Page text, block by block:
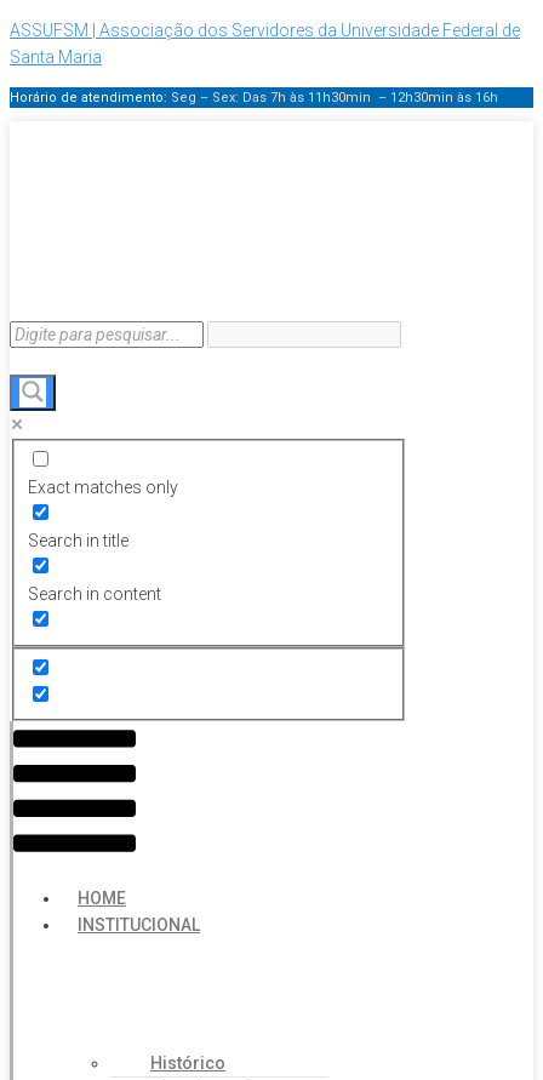
ASSUFSM | Associação dos Servidores da Universidade Federal de
Santa Maria
Horário de atendimento: Seg – Sex: Das 7h às 11h30min – 12h30min às 16h
Exact matches only
Search in title
Search in content
Menu
HOME
INSTITUCIONAL
Histórico